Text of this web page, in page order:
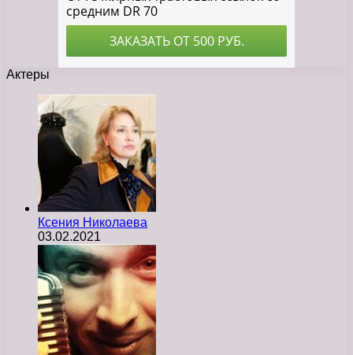
Актеры
Ксения Николаева
03.02.2021